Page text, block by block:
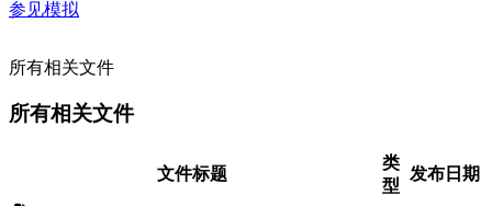
参见模拟
所有相关文件
所有相关文件
文件标题
类
型
发布日期